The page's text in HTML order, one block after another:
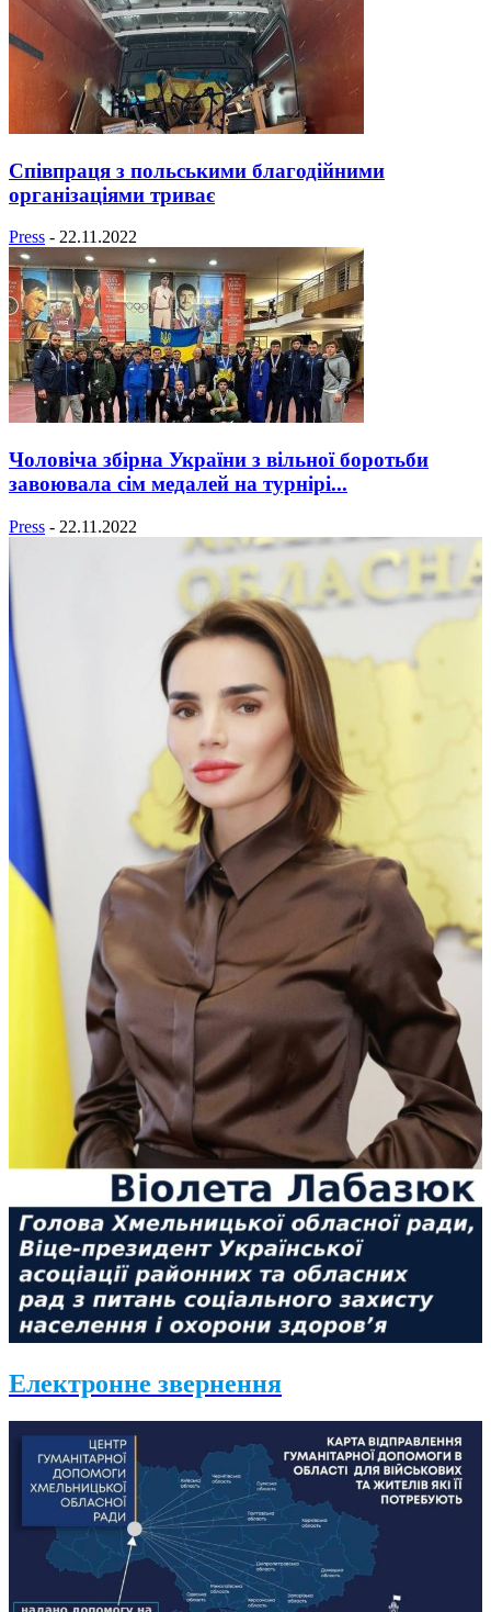
Співпраця з польськими благодійними
організаціями триває
Press - 22.11.2022
Чоловіча збірна України з вільної боротьби
завоювала сім медалей на турнірі...
Press - 22.11.2022
Електронне звернення